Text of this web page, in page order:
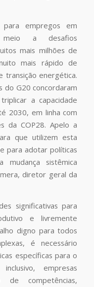
empregos em
meio a desafios
mais milhões de
mais rápido de
transição energética.
do G20 concordaram
a capacidade
2030, em linha com
da COP28. Apelo a
que utilizem esta
para adotar políticas
mudança sistêmica
diretor geral da
significativas para
e livremente
digno para todos
é necessário
específicas para o
empresas
de competências,